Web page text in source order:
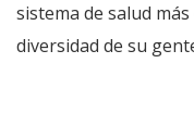
sistema de salud
diversidad de su